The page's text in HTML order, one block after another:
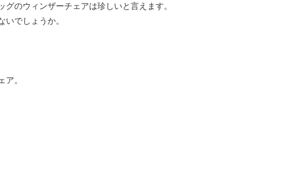
のウィンザーチェアは珍しいと言えます。
でしょうか。
。